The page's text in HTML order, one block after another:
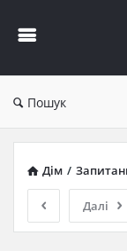
Пошук
Дім /
Далі